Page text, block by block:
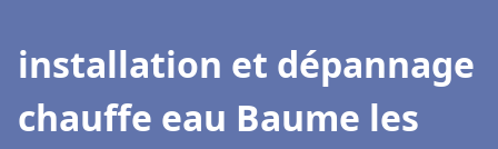
installation et dépannage
chauffe eau Baume les